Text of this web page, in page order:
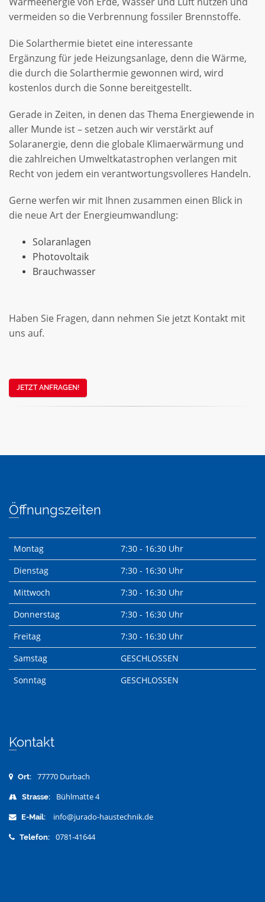
vermeiden so die Verbrennung fossiler Brennstoffe.
Die Solarthermie bietet eine interessante
Ergänzung für jede Heizungsanlage, denn die Wärme,
die durch die Solarthermie gewonnen wird, wird
kostenlos durch die Sonne bereitgestellt.
Gerade in Zeiten, in denen das Thema Energiewende in
aller Munde ist – setzen auch wir verstärkt auf
Solaranergie, denn die globale Klimaerwärmung und
die zahlreichen Umweltkatastrophen verlangen mit
Recht von jedem ein verantwortungsvolleres Handeln.
Gerne werfen wir mit Ihnen zusammen einen Blick in
die neue Art der Energieumwandlung:
Solaranlagen
Photovoltaik
Brauchwasser
Haben Sie Fragen, dann nehmen Sie jetzt Kontakt mit
uns auf.
JETZT ANFRAGEN!
Öffnungszeiten
Montag
7:30 - 16:30 Uhr
Dienstag
7:30 - 16:30 Uhr
Mittwoch
7:30 - 16:30 Uhr
Donnerstag
7:30 - 16:30 Uhr
Freitag
7:30 - 16:30 Uhr
Samstag
GESCHLOSSEN
Sonntag
GESCHLOSSEN
Kontakt
Ort: 77770 Durbach
Strasse: Bühlmatte 4
E-Mail: info@jurado-haustechnik.de
Telefon: 0781-41644